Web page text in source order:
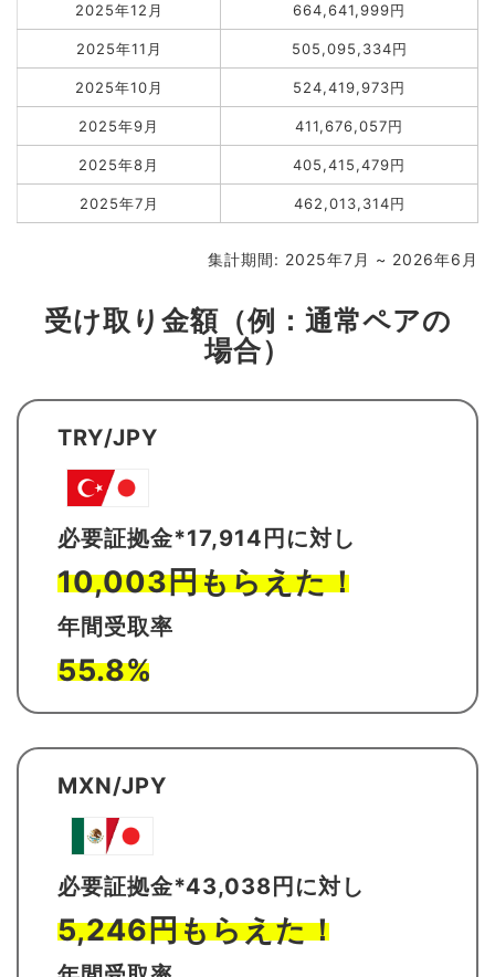
2025年12月 664,641,999円
2025年11月 505,095,334円
2025年10月 524,419,973円
2025年9月 411,676,057円
2025年8月 405,415,479円
2025年7月 462,013,314円
集計期間: 2025年7月 ~ 2026年6月
受け取り金額（例：通常ペアの
場合）
TRY/JPY
必要証拠金*17,914円に対し
10,003円もらえた！
年間受取率
55.8%
MXN/JPY
必要証拠金*43,038円に対し
5,246円もらえた！